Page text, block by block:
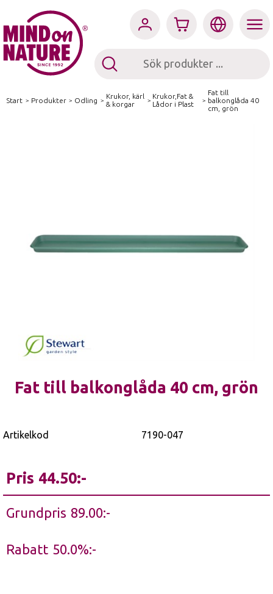
Start / Produkter / Odling / Krukor, kärl
& korgar
/ Krukor,Fat &
Lådor i Plast
/
Fat till
balkonglåda 40
cm, grön
Fat till balkonglåda 40 cm, grön
Artikelkod 7190-047
Pris 44.50
Grundpris 89.00
Rabatt 50.0%